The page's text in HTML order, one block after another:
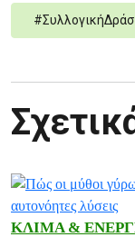
#
ΚΛΙΜΑ &